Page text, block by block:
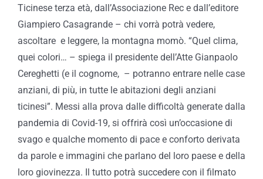
Ticinese terza età, dall’Associazione Rec e dall’editore
Giampiero Casagrande – chi vorrà potrà vedere,
ascoltare e leggere, la montagna momò. “Quel clima,
quei colori… – spiega il presidente dell’Atte Gianpaolo
Cereghetti (e il cognome, – potranno entrare nelle case
anziani, di più, in tutte le abitazioni degli anziani
ticinesi”. Messi alla prova dalle difficoltà generate dalla
pandemia di Covid-19, si offrirà così un’occasione di
svago e qualche momento di pace e conforto derivata
da parole e immagini che parlano del loro paese e della
loro giovinezza. Il tutto potrà succedere con il filmato